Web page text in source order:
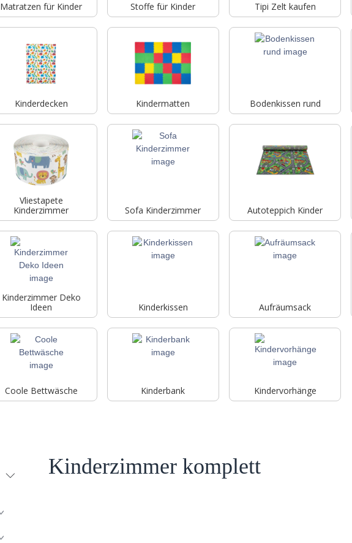
Matratzen für Kinder Stoffe für Kinder Tipi Zelt kaufen
Kinderdecken Kindermatten Bodenkissen rund
Vliestapete
Kinderzimmer
Sofa Kinderzimmer Autoteppich Kinder
Kinderzimmer Deko
Ideen
Kinderkissen Aufräumsack
Coole Bettwäsche Kinderbank Kindervorhänge
Kinderzimmer komplett